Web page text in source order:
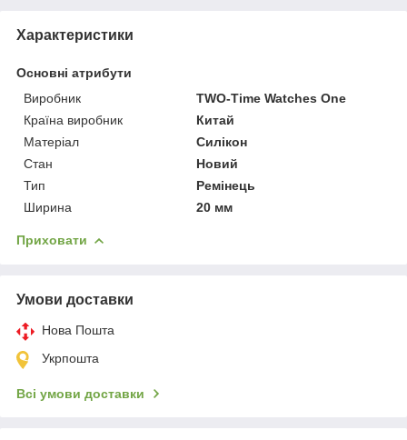
Характеристики
Основні атрибути
Виробник
TWO-Time Watches One
Країна виробник
Китай
Матеріал
Силікон
Стан
Новий
Тип
Ремінець
Ширина
20 мм
Приховати
Умови доставки
Нова Пошта
Укрпошта
Всі умови доставки